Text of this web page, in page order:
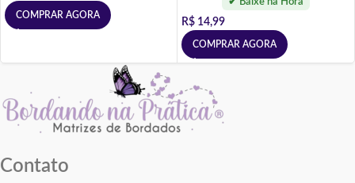
COMPRAR AGORA
R$ 14,99
COMPRAR AGORA
Contato